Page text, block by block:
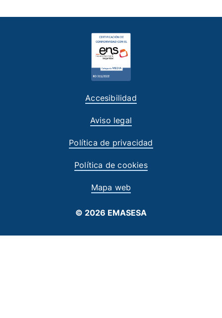
Accesibilidad
Aviso legal
Política de privacidad
Política de cookies
Mapa web
© 2026 EMASESA